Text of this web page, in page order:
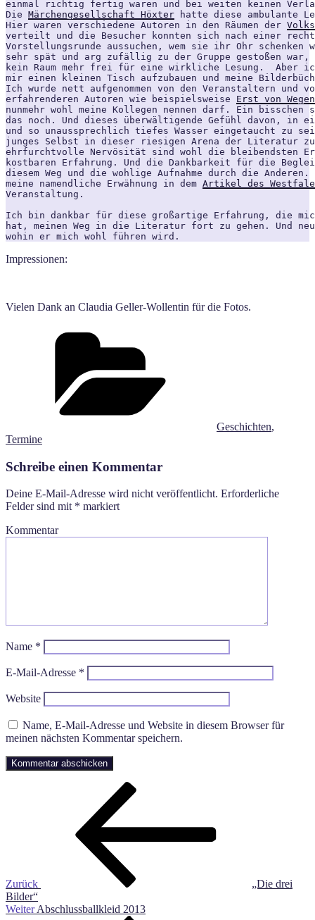
einmal richtig fertig waren und bei weiten keinen
Die Märchengesellschaft Höxter hatte diese ambulante
Hier waren verschiedene Autoren in den Räumen der
verteilt und die Besucher konnten sich nach einer
Vorstellungsrunde aussuchen, wem sie ihr Ohr
sehr spät und arg zufällig zu der Gruppe gestoßen
kein Raum mehr frei für eine wirkliche Lesung.  Aber
mir einen kleinen Tisch aufzubauen und meine
Ich wurde nett aufgenommen von den Veranstaltern und
erfahrenderen Autoren wie beispielsweise Erst von Wegen
nunmehr wohl meine Kollegen nennen darf. Ein bisschen
das noch. Und dieses überwältigende Gefühl davon, in
und so unaussprechlich tiefes Wasser eingetaucht zu
junges Selbst in dieser riesigen Arena der Literatur zu
ehrfurchtvolle Nervösität sind wohl die bleibendsten
kostbaren Erfahrung. Und die Dankbarkeit für die
diesem Weg und die wohlige Aufnahme durch die
meine namendliche Erwähnung in dem Artikel des
Veranstaltung.
Ich bin dankbar für diese großartige Erfahrung, die
hat, meinen Weg in die Literatur fort zu gehen. Und
wohin er mich wohl führen wird.
Impressionen:
Vielen Dank an Claudia Geller-Wollentin für die Fotos.
Geschichten,
Termine
Schreibe einen Kommentar
Deine E-Mail-Adresse wird nicht veröffentlicht. Erforderliche
Felder sind mit * markiert
Kommentar
Name *
E-Mail-Adresse *
Website
Name, E-Mail-Adresse und Website in diesem Browser für
meinen nächsten Kommentar speichern.
Beitragsnavigation
Zurück
„Die drei
Bilder“
Nächster
Weiter Abschlussballkleid 2013